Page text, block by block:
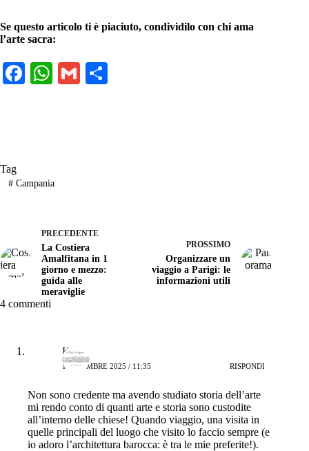
Se questo articolo ti è piaciuto, condividilo con chi ama
l’arte sacra:
Fa W G
Tag
#Campania
PRECEDENTE
La Costiera
Amalfitana in 1
giorno e mezzo:
guida alle
meraviglie
PROSSIMO
Organizzare un
viaggio a Parigi: le
informazioni utili
4 commenti
Katia
1 DICEMBRE 2025 / 11:35 RISPONDI
Non sono credente ma avendo studiato storia dell’arte
mi rendo conto di quanti arte e storia sono custodite
all’interno delle chiese! Quando viaggio, una visita in
quelle principali del luogo che visito lo faccio sempre (e
io adoro l’architettura barocca: è tra le mie preferite!).